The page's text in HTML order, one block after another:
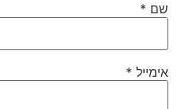
שם*
אימייל*